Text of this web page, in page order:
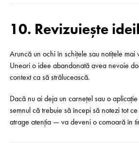
10. Revizuiește
Aruncă un ochi în schițele sau notițele mai
Uneori o idee abandonată avea nevoie
context ca să strălucească.
Dacă nu ai deja un carnețel sau o
semnul că trebuie să începi să notezi tot
atrage atenția — va deveni o comoară în